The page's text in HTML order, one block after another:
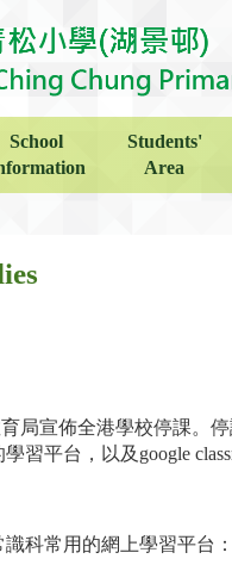
School
Students'
Area
宣佈全港學校停課。停
習平台，以及google
科常用的網上學習平台：